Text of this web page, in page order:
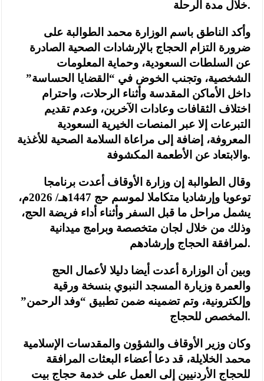
خلال مدة الرحلة.
وأكد الناطق باسم الوزارة محمد الطوالبة على
ضرورة التزام الحجاج بالإرشادات الصحية الصادرة
عن السلطات السعودية، وحماية المعلومات
الشخصية، وتجنب الخوض في “القضايا الحساسة”
داخل الأماكن المقدسة وأثناء الرحلات، واحترام
اختلاف الثقافات وعادات الآخرين، وعدم تقديم
التبرعات إلا عبر المنصات الخيرية السعودية
المعروفة، إضافة إلى مراعاة السلامة الصحية للأغذية
والابتعاد عن الأطعمة المكشوفة.
وقال الطوالبة إن وزارة الأوقاف أعدت برنامجا
توعويا وإرشاديا متكاملا لموسم حج 1447هـ/ 2026م،
يشمل مراحل ما قبل السفر وأثناء أداء فريضة الحج،
وذلك من خلال لجان متخصصة وبرامج ميدانية
لمرافقة الحجاج وإرشادهم.
وبين أن الوزارة أعدت أيضا دليلا لأعمال الحج
والعمرة وزيارة المسجد النبوي بنسخة ورقية
وإلكترونية، وتم تضمينه ضمن تطبيق “وفد الرحمن”
المخصص للحجاج.
وكان وزير الأوقاف والشؤون والمقدسات الإسلامية
محمد الخلايلة، قد دعا أعضاء البعثات المرافقة
للحجاج الأردنيين إلى العمل على خدمة حجاج بيت